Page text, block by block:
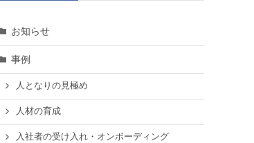
お知らせ
事例
人となりの見極め
人材の育成
入社者の受け入れ・オンボーディング